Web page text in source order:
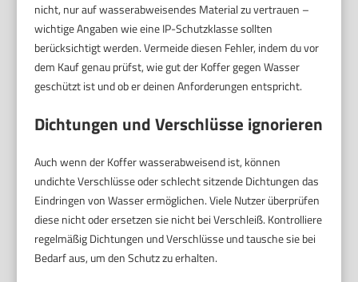
nicht, nur auf wasserabweisendes Material zu vertrauen –
wichtige Angaben wie eine IP-Schutzklasse sollten
berücksichtigt werden. Vermeide diesen Fehler, indem du vor
dem Kauf genau prüfst, wie gut der Koffer gegen Wasser
geschützt ist und ob er deinen Anforderungen entspricht.
Dichtungen und Verschlüsse ignorieren
Auch wenn der Koffer wasserabweisend ist, können
undichte Verschlüsse oder schlecht sitzende Dichtungen das
Eindringen von Wasser ermöglichen. Viele Nutzer überprüfen
diese nicht oder ersetzen sie nicht bei Verschleiß. Kontrolliere
regelmäßig Dichtungen und Verschlüsse und tausche sie bei
Bedarf aus, um den Schutz zu erhalten.